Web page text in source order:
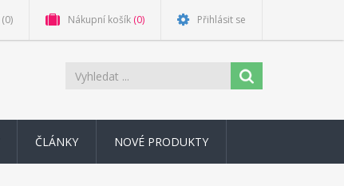
(0) Nákupní košík (0) Přihlásit se
ČLÁNKY NOVÉ PRODUKTY